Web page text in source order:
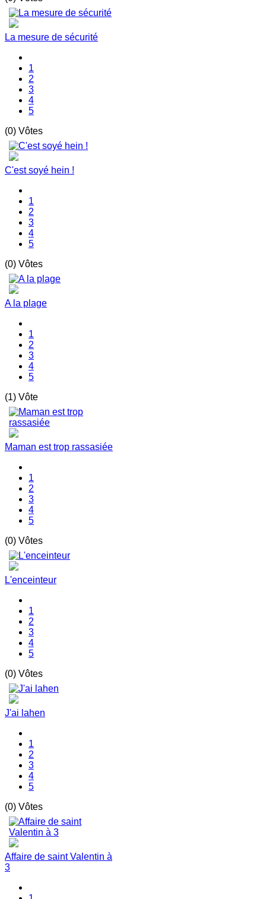
La mesure de sécurité
1
2
3
4
5
(0) Vôtes
C'est soyé hein !
1
2
3
4
5
(0) Vôtes
A la plage
1
2
3
4
5
(1) Vôte
Maman est trop rassasiée
1
2
3
4
5
(0) Vôtes
L'enceinteur
1
2
3
4
5
(0) Vôtes
J'ai lahen
1
2
3
4
5
(0) Vôtes
Affaire de saint Valentin à
3